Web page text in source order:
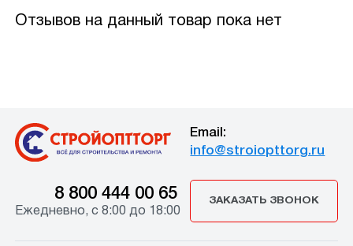
Отзывов на данный товар пока нет
Email:
info@stroiopttorg.ru
8 800 444 00 65
Ежедневно, с 8:00 до 18:00
ЗАКАЗАТЬ ЗВОНОК